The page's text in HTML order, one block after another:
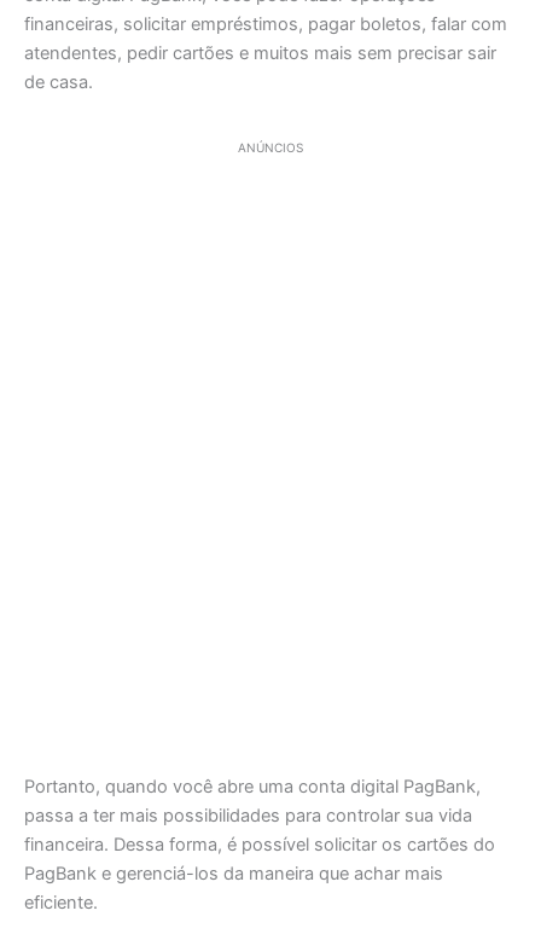
financeiras, solicitar empréstimos, pagar boletos, falar com
atendentes, pedir cartões e muitos mais sem precisar sair
de casa.
ANÚNCIOS
Portanto, quando você abre uma conta digital PagBank,
passa a ter mais possibilidades para controlar sua vida
financeira. Dessa forma, é possível solicitar os cartões do
PagBank e gerenciá-los da maneira que achar mais
eficiente.